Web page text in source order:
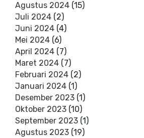
Agustus 2024 (15)
Juli 2024 (2)
Juni 2024 (4)
Mei 2024 (6)
April 2024 (7)
Maret 2024 (7)
Februari 2024 (2)
Januari 2024 (1)
Desember 2023 (1)
Oktober 2023 (10)
September 2023 (1)
Agustus 2023 (19)